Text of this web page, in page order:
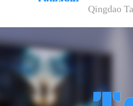
Qingdao